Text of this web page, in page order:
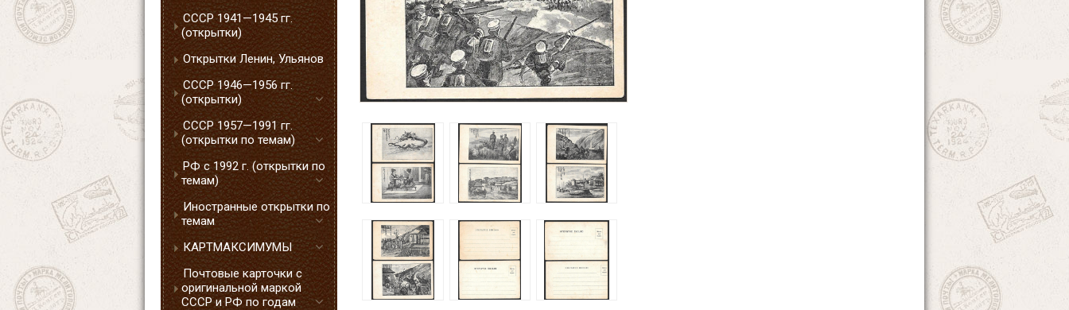
СССР 1941—1945 гг.
(открытки)
Открытки Ленин, Ульянов
СССР 1946—1956 гг.
(открытки)
СССР 1957—1991 гг.
(открытки по темам)
РФ с 1992 г. (открытки по
темам)
Иностранные открытки по
темам
КАРТМАКСИМУМЫ
Почтовые карточки с
оригинальной маркой
СССР и РФ по годам